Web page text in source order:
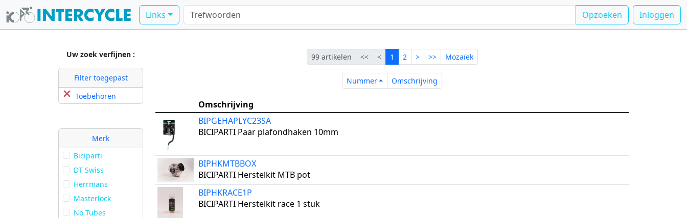
Links Opzoeken Inloggen
Uw zoek verfijnen :
Filter toegepast
Toebehoren
Merk
Biciparti
DT Swiss
Herrmans
Masterlock
No Tubes
99 artikelen <<Eerste
<Vorige
1 Lopende
2 >Volgende
>>Laatste
Mozaïek
NummerNummerOmschrijving
Omschrijving
BIPGEHAPLYC23SA
BICIPARTI Paar plafondhaken 10mm
BIPHKMTBBOX
BICIPARTI Herstelkit MTB pot
BIPHKRACE1P
BICIPARTI Herstelkit race 1 stuk